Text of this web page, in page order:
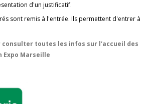
d'un justificatif.
sont remis à l'entrée. Ils permettent d'entrer à
consulter toutes les infos sur l’accueil des
Expo Marseille